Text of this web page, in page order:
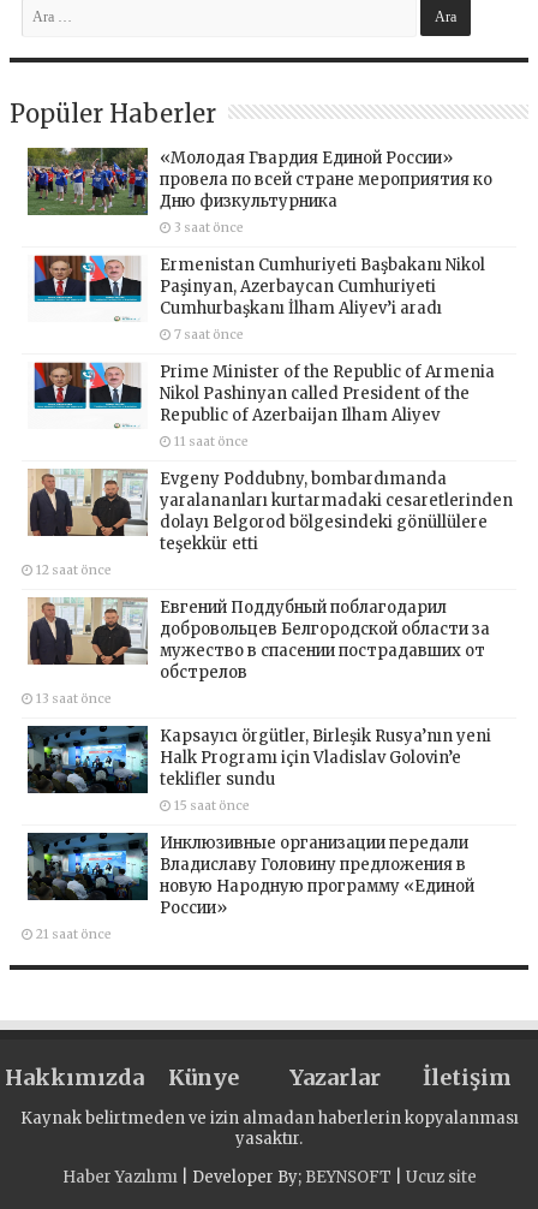
Popüler Haberler
«Молодая Гвардия Единой России»
провела по всей стране мероприятия ко
Дню физкультурника
3 saat önce
Ermenistan Cumhuriyeti Başbakanı Nikol
Paşinyan, Azerbaycan Cumhuriyeti
Cumhurbaşkanı İlham Aliyev’i aradı
7 saat önce
Prime Minister of the Republic of Armenia
Nikol Pashinyan called President of the
Republic of Azerbaijan Ilham Aliyev
11 saat önce
Evgeny Poddubny, bombardımanda
yaralananları kurtarmadaki cesaretlerinden
dolayı Belgorod bölgesindeki gönüllülere
teşekkür etti
12 saat önce
Евгений Поддубный поблагодарил
добровольцев Белгородской области за
мужество в спасении пострадавших от
обстрелов
13 saat önce
Kapsayıcı örgütler, Birleşik Rusya’nın yeni
Halk Programı için Vladislav Golovin’e
teklifler sundu
15 saat önce
Инклюзивные организации передали
Владиславу Головину предложения в
новую Народную программу «Единой
России»
21 saat önce
Hakkımızda Künye Yazarlar İletişim
Kaynak belirtmeden ve izin almadan haberlerin kopyalanması
yasaktır.
Haber Yazılımı| Developer By; BEYNSOFT Ucuz site